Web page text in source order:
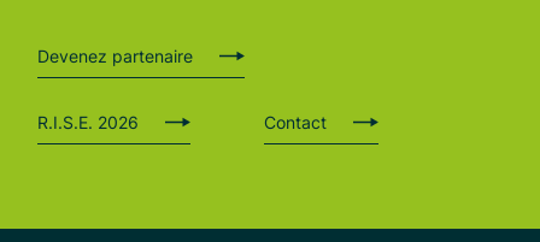
Devenez partenaire
R.I.S.E. 2026 Contact